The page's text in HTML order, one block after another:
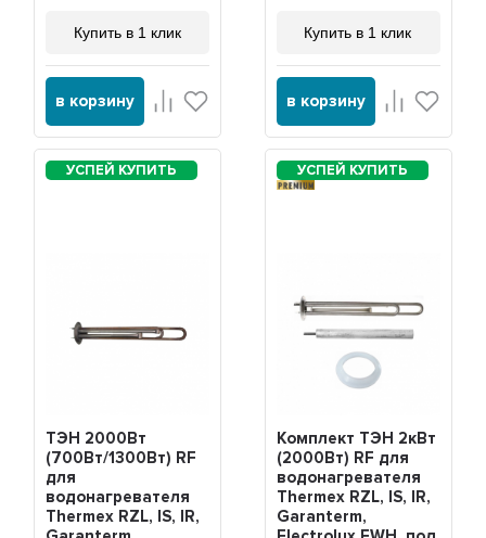
Купить в 1 клик
в корзину
Купить в 1 клик
в корзину
ТЭН 2000Вт
(700Вт/1300Вт) RF
для
водонагревателя
Thermex RZL, IS, IR,
PREMIUM
Комплект ТЭН 2кВт
(2000Вт) RF для
водонагревателя
Thermex RZL, IS, IR,
Garanterm,